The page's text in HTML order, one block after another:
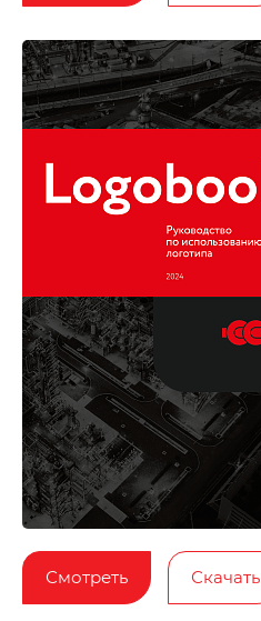
Смотреть Скачать